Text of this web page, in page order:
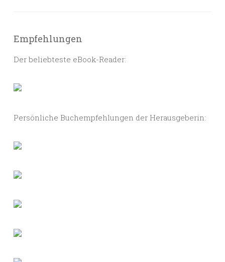
Empfehlungen
Der beliebteste eBook-Reader:
Persönliche Buchempfehlungen der Herausgeberin: